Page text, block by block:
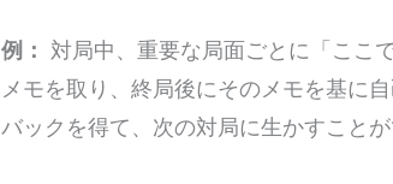
例： 対局中、重要な局面ごとに「ここ
メモを取り、終局後にそのメモを基に
バックを得て、次の対局に生かすことが